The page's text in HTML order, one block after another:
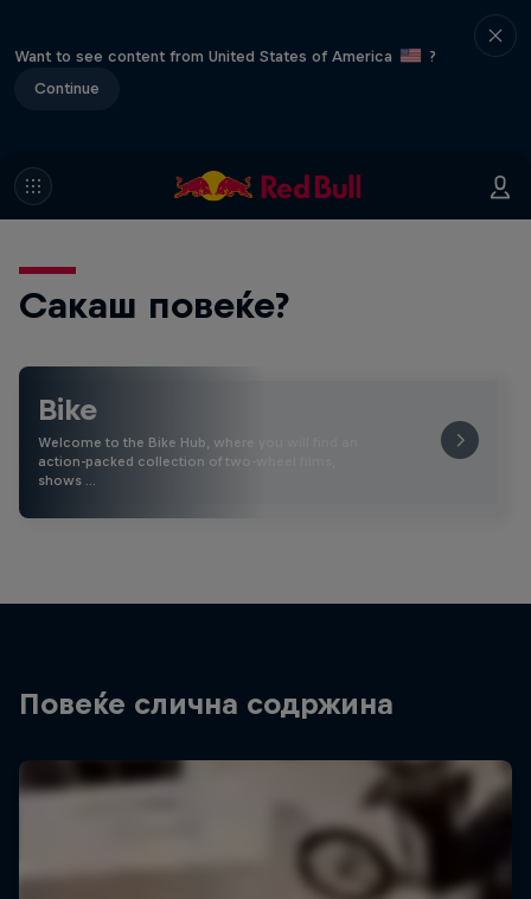
Want to see content from United States of America
?
Continue
Сакаш повеќе?
Bike
Welcome to the Bike Hub, where you will find an
action-packed collection of two-wheel films,
shows …
Повеќе слична содржина